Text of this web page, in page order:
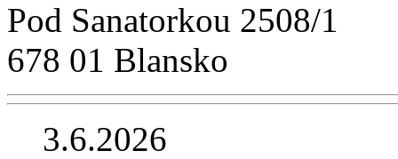
Pod Sanatorkou 2508/1
678 01 Blansko
3.6.2026